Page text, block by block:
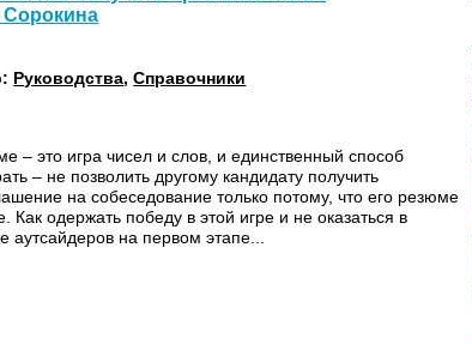
Сорокина
Руководства,Справочники
– это игра чисел и слов, и единственный способ
– не позволить другому кандидату получить
на собеседование только потому, что его резюме
Как одержать победу в этой игре и не оказаться в
аутсайдеров на первом этапе...